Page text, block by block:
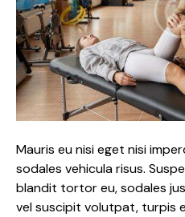
Mauris eu nisi eget nisi
sodales vehicula risus.
blandit tortor eu, sodales
vel suscipit volutpat, turpis